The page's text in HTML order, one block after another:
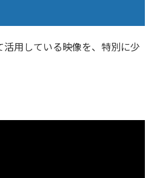
用している映像を、特別に少